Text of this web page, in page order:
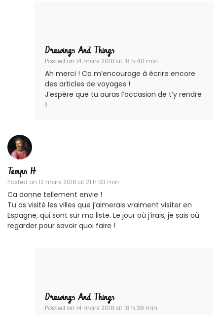
Drawings And Things
Posted on 14 mars 2018 at 18 h 40 min
Ah merci ! Ca m’encourage à écrire encore
des articles de voyages !
J’espère que tu auras l’occasion de t’y rendre
!
Temps H
Posted on 12 mars 2018 at 21 h 03 min
Ca donne tellement envie !
Tu as visité les villes que j’aimerais vraiment visiter en
Espagne, qui sont sur ma liste. Le jour où j’irais, je sais où
regarder pour savoir quoi faire !
Drawings And Things
Posted on 14 mars 2018 at 18 h 38 min